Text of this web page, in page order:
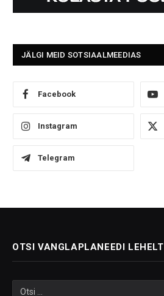
JÄLGI MEID SOTSIAALMEEDIAS
Facebook
Instagram
Telegram
OTSI VANGLAPLANEEDI LEHELT